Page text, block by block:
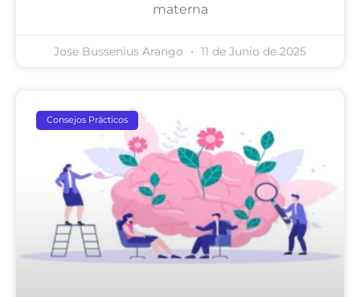
materna
Jose Bussenius Arango 11 de Junio de 2025
Consejos Prácticos